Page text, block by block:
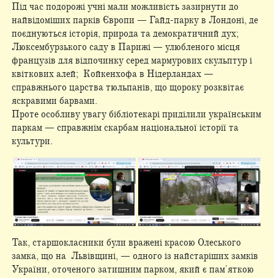
Під час подорожі учні мали можливість зазирнути до
найвідоміших парків Європи — Гайд-парку в Лондоні, де
поєднуються історія, природа та демократичний дух;
Люксембурзького саду в Парижі — улюбленого місця
французів для відпочинку серед мармурових скульптур і
квіткових алей; Койкенхофа в Нідерландах —
справжнього царства тюльпанів, що щороку розквітає
яскравими барвами.
Проте особливу увагу бібліотекарі приділили українським
паркам — справжнім скарбам національної історії та
культури.
Так, старшокласники були вражені красою Олеського
замка, що на Львівщині, — одного із найстаріших замків
України, оточеного затишним парком, який є пам'яткою